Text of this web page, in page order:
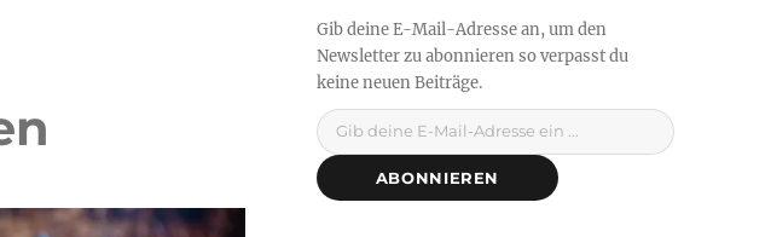
Gib deine E-Mail-Adresse ein ...
ABONNIEREN